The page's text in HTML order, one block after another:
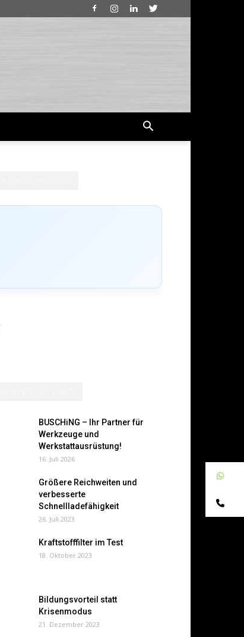
BUSCHiNG – Ihr Partner für
Werkzeuge und
Werkstattausrüstung!
16. Juli 2026
Größere Reichweiten und
verbesserte
Schnellladefähigkeit
26. Juli 2023
Kraftstofffilter im Test
18. Oktober 2023
Bildungsvorteil statt
Krisenmodus
21. Dezember 2023